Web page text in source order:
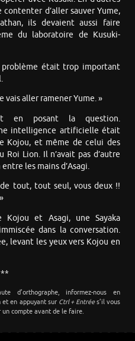
d’aller sauver Yume,
ils devaient aussi faire
du laboratoire de Kusuki-
problème était trop important
vais aller ramener Yume. »
en posant la question.
intelligence artificielle était
Kojou, et même de celui des
Lion. Il n’avait pas d’autre
les mains d’Asagi.
tout, tout seul, vous deux !!
Kojou et Asagi, une Sayaka
dans la conversation.
levant les yeux vers Kojou en
d’orthographe, informez-nous en
en appuyant sur Ctrl + Entrées’il vous
compte avant de le faire.